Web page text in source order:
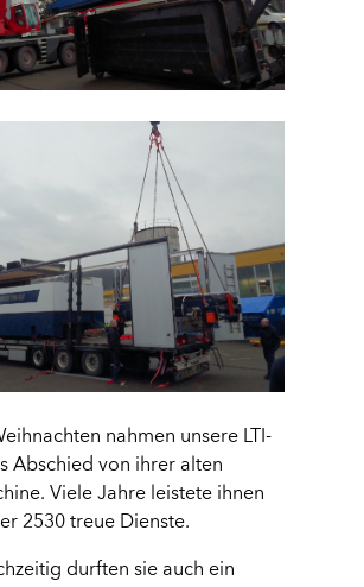
nahmen unsere LTI-
Abschied von ihrer alten
Viele Jahre leistete ihnen
2530 treue Dienste.
durften sie auch ein